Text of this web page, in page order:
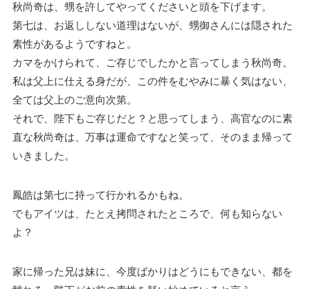
秋尚奇は、甥を許してやってくださいと頭を下げます。
第七は、お返ししない道理はないが、甥御さんには隠された
素性があるようですねと。
カマをかけられて、ご存じでしたかと言ってしまう秋尚奇。
私は父上に仕える身だが、この件をむやみに暴く気はない、
全ては父上のご意向次第。
それで、陛下もご存じだと？と思ってしまう、高官なのに素
直な秋尚奇は、万事は運命ですなと笑って、そのまま帰って
いきました。
鳳皓は第七に持って行かれるかもね。
でもアイツは、たとえ拷問されたところで、何も知らない
よ？
家に帰った兄は妹に、今度ばかりはどうにもできない、都を